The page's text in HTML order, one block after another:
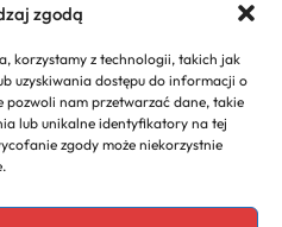
zgodą
korzystamy z technologii, takich jak
uzyskiwania dostępu do informacji o
pozwoli nam przetwarzać dane, takie
lub unikalne identyfikatory na tej
zgody może niekorzystnie
NEXT
wybrać najlepszą?